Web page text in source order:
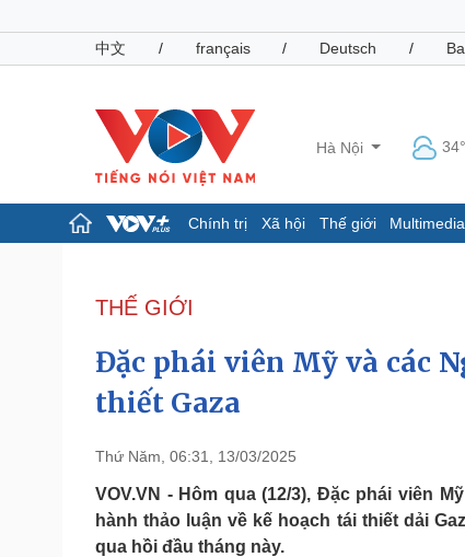
中文
/ français / Deutsch /
Hà Nội
Chính trị Xã hội Thế giới Multimedia
Đảng
Tổ chức nhân sự
Nhận diện sự thật
Dấu ấn VOV
Pháp luật
Tin nóng
Tư vấn luật
Việt Nam
Phân tích
THẾ GIỚI
Đặc phái viên Mỹ và các
thiết Gaza
Thứ Năm, 06:31, 13/03/2025
VOV.VN - Hôm qua (12/3), Đặc phái viên
hành thảo luận về kế hoạch tái thiết dải
qua hồi đầu tháng này.